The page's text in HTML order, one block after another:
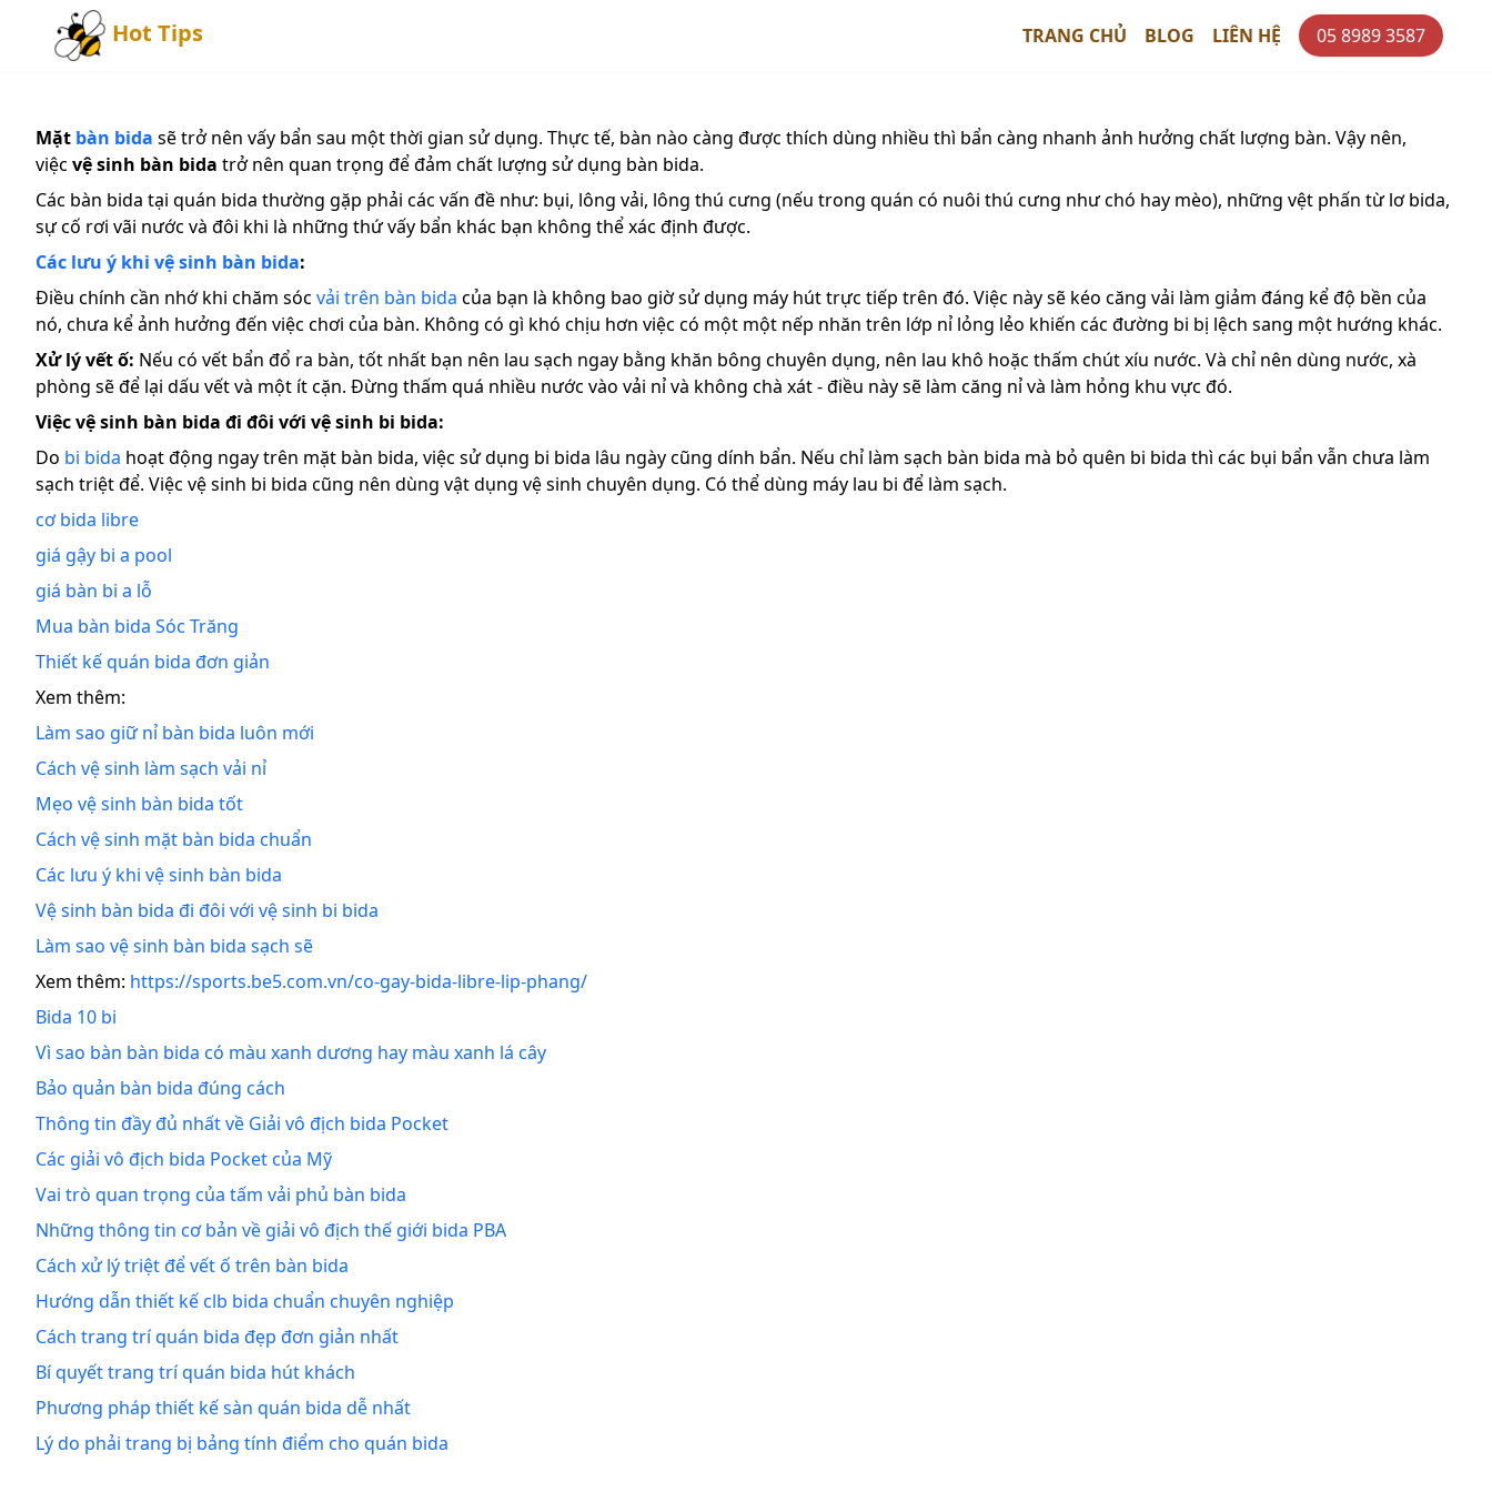
Hot Tips TRANG CHỦ BLOG LIÊN HỆ 05 8989 3587
Mặt bàn bida sẽ trở nên vấy bẩn sau một thời gian sử dụng. Thực tế, bàn nào càng được thích dùng nhiều thì bẩn càng nhanh ảnh hưởng chất lượng bàn. Vậy nên,
việc vệ sinh bàn bida trở nên quan trọng để đảm chất lượng sử dụng bàn bida.
Các bàn bida tại quán bida thường gặp phải các vấn đề như: bụi, lông vải, lông thú cưng (nếu trong quán có nuôi thú cưng như chó hay mèo), những vệt phấn từ lơ bida,
sự cố rơi vãi nước và đôi khi là những thứ vấy bẩn khác bạn không thể xác định được.
Các lưu ý khi vệ sinh bàn bida:
Điều chính cần nhớ khi chăm sóc vải trên bàn bida của bạn là không bao giờ sử dụng máy hút trực tiếp trên đó. Việc này sẽ kéo căng vải làm giảm đáng kể độ bền của
nó, chưa kể ảnh hưởng đến việc chơi của bàn. Không có gì khó chịu hơn việc có một một nếp nhăn trên lớp nỉ lỏng lẻo khiến các đường bi bị lệch sang một hướng khác.
Xử lý vết ố: Nếu có vết bẩn đổ ra bàn, tốt nhất bạn nên lau sạch ngay bằng khăn bông chuyên dụng, nên lau khô hoặc thấm chút xíu nước. Và chỉ nên dùng nước, xà
phòng sẽ để lại dấu vết và một ít cặn. Đừng thấm quá nhiều nước vào vải nỉ và không chà xát - điều này sẽ làm căng nỉ và làm hỏng khu vực đó.
Việc vệ sinh bàn bida đi đôi với vệ sinh bi bida:
Do bi bida hoạt động ngay trên mặt bàn bida, việc sử dụng bi bida lâu ngày cũng dính bẩn. Nếu chỉ làm sạch bàn bida mà bỏ quên bi bida thì các bụi bẩn vẫn chưa làm
sạch triệt để. Việc vệ sinh bi bida cũng nên dùng vật dụng vệ sinh chuyên dụng. Có thể dùng máy lau bi để làm sạch.
cơ bida libre
giá gậy bi a pool
giá bàn bi a lỗ
Mua bàn bida Sóc Trăng
Thiết kế quán bida đơn giản
Xem thêm:
Làm sao giữ nỉ bàn bida luôn mới
Cách vệ sinh làm sạch vải nỉ
Mẹo vệ sinh bàn bida tốt
Cách vệ sinh mặt bàn bida chuẩn
Các lưu ý khi vệ sinh bàn bida
Vệ sinh bàn bida đi đôi với vệ sinh bi bida
Làm sao vệ sinh bàn bida sạch sẽ
Xem thêm: https://sports.be5.com.vn/co-gay-bida-libre-lip-phang/
Bida 10 bi
Vì sao bàn bàn bida có màu xanh dương hay màu xanh lá cây
Bảo quản bàn bida đúng cách
Thông tin đầy đủ nhất về Giải vô địch bida Pocket
Các giải vô địch bida Pocket của Mỹ
Vai trò quan trọng của tấm vải phủ bàn bida
Những thông tin cơ bản về giải vô địch thế giới bida PBA
Cách xử lý triệt để vết ố trên bàn bida
Hướng dẫn thiết kế clb bida chuẩn chuyên nghiệp
Cách trang trí quán bida đẹp đơn giản nhất
Bí quyết trang trí quán bida hút khách
Phương pháp thiết kế sàn quán bida dễ nhất
Lý do phải trang bị bảng tính điểm cho quán bida